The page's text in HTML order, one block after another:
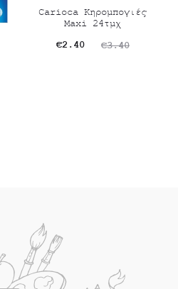
Carioca Κηρομπογιές
Maxi 24τμχ
€3.40
Original
€2.40
Η